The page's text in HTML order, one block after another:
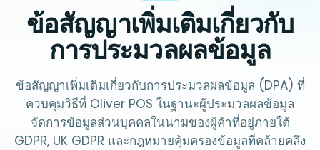
ข้อสัญญาเพิ่มเติมเกี่ยวกับ
การประมวลผลข้อมูล
ข้อสัญญาเพิ่มเติมเกี่ยวกับการประมวลผลข้อมูล (DPA) ที่
ควบคุมวิธีที่ Oliver POS ในฐานะผู้ประมวลผลข้อมูล
จัดการข้อมูลส่วนบุคคลในนามของผู้ค้าที่อยู่ภายใต้
GDPR, UK GDPR และกฎหมายคุ้มครองข้อมูลที่คล้ายคลึง